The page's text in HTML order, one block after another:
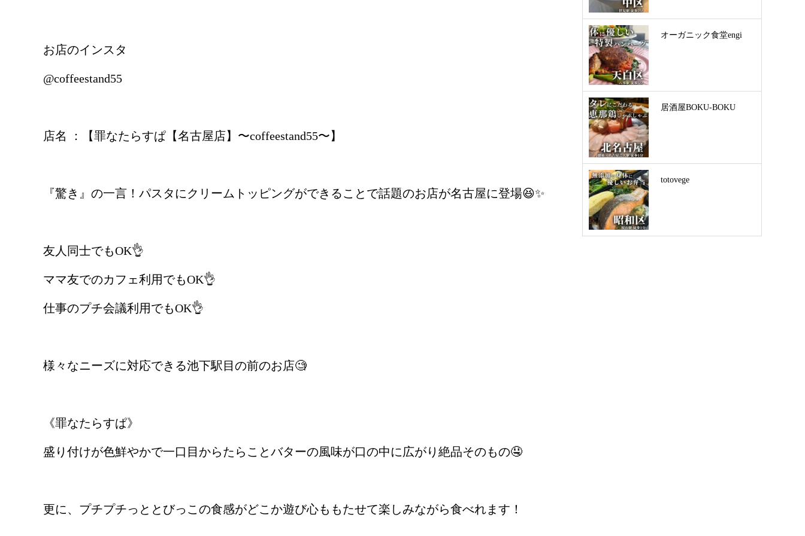
お店のインスタ
@coffeestand55
店名 ：【罪なたらすぱ【名古屋店】〜coffeestand55〜】
『驚き』の一言！パスタにクリームトッピングができることで話題のお店が名古屋に登場😆✨
友人同士でもOK👌
ママ友でのカフェ利用でもOK👌
仕事のプチ会議利用でもOK👌
様々なニーズに対応できる池下駅目の前のお店🧐
《罪なたらすぱ》
盛り付けが色鮮やかで一口目からたらことバターの風味が口の中に広がり絶品そのもの🤤
更に、プチプチっととびっこの食感がどこか遊び心ももたせて楽しみながら食べれます！
オーガニック食堂engi
居酒屋BOKU-BOKU
totovege